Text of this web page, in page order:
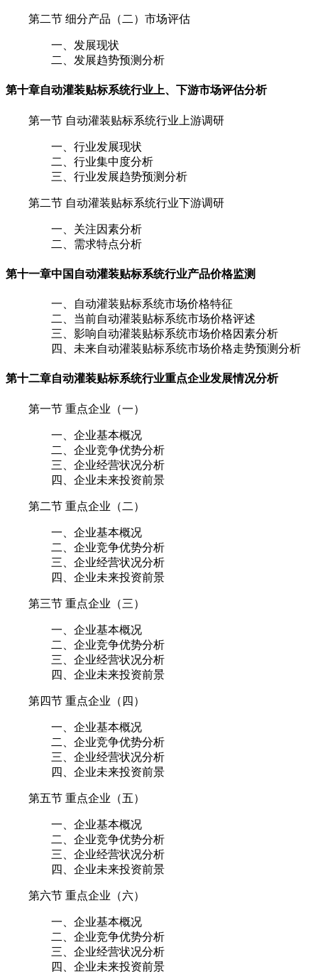
第二节 细分产品（二）市场评估
一、发展现状
二、发展趋势预测分析
第十章自动灌装贴标系统行业上、下游市场评估分析
第一节 自动灌装贴标系统行业上游调研
一、行业发展现状
二、行业集中度分析
三、行业发展趋势预测分析
第二节 自动灌装贴标系统行业下游调研
一、关注因素分析
二、需求特点分析
第十一章中国自动灌装贴标系统行业产品价格监测
一、自动灌装贴标系统市场价格特征
二、当前自动灌装贴标系统市场价格评述
三、影响自动灌装贴标系统市场价格因素分析
四、未来自动灌装贴标系统市场价格走势预测分析
第十二章自动灌装贴标系统行业重点企业发展情况分析
第一节 重点企业（一）
一、企业基本概况
二、企业竞争优势分析
三、企业经营状况分析
四、企业未来投资前景
第二节 重点企业（二）
一、企业基本概况
二、企业竞争优势分析
三、企业经营状况分析
四、企业未来投资前景
第三节 重点企业（三）
一、企业基本概况
二、企业竞争优势分析
三、企业经营状况分析
四、企业未来投资前景
第四节 重点企业（四）
一、企业基本概况
二、企业竞争优势分析
三、企业经营状况分析
四、企业未来投资前景
第五节 重点企业（五）
一、企业基本概况
二、企业竞争优势分析
三、企业经营状况分析
四、企业未来投资前景
第六节 重点企业（六）
一、企业基本概况
二、企业竞争优势分析
三、企业经营状况分析
四、企业未来投资前景